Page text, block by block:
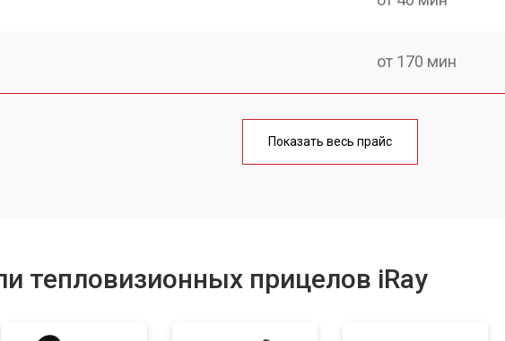
от 170 мин
от 70 мин
Показать весь прайс
тепловизионных прицелов iRay